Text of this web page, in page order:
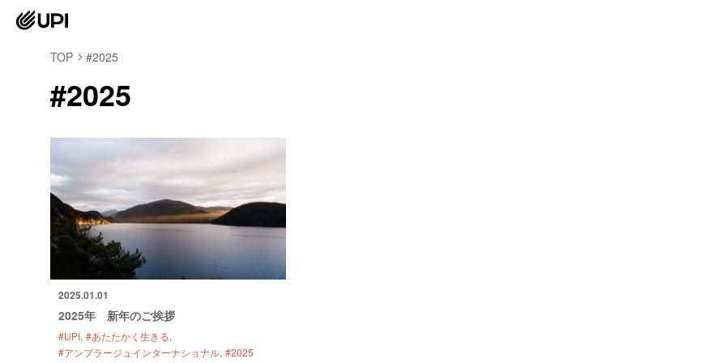
TOP #2025
#2025
2025.01.01
2025年 新年のご挨拶
#UPI #あたたかく生きる
#アンプラージュインターナショナル #2025